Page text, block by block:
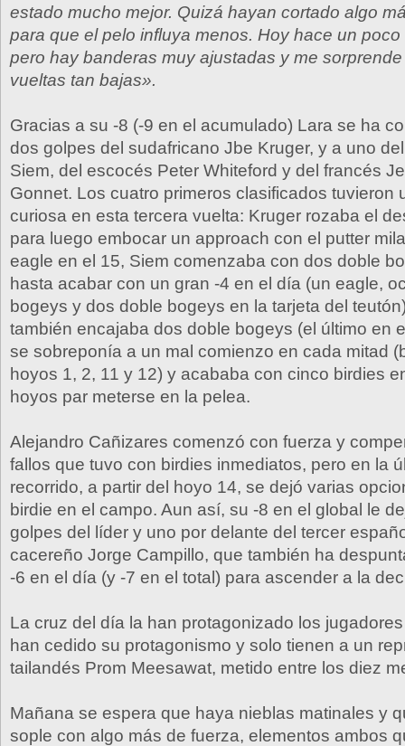
estado mucho mejor. Quizá hayan cortado algo
para que el pelo influya menos. Hoy hace un poco
pero hay banderas muy ajustadas y me
vueltas tan bajas».
Gracias a su -8 (-9 en el acumulado) Lara se ha
dos golpes del sudafricano Jbe Kruger, y a uno
Siem, del escocés Peter Whiteford y del francés
Gonnet. Los cuatro primeros clasificados tuvieron
curiosa en esta tercera vuelta: Kruger rozaba el
para luego embocar un approach con el putter
eagle en el 15, Siem comenzaba con dos doble
hasta acabar con un gran -4 en el día (un eagle,
bogeys y dos doble bogeys en la tarjeta del
también encajaba dos doble bogeys (el último en
se sobreponía a un mal comienzo en cada mitad
hoyos 1, 2, 11 y 12) y acababa con cinco birdies
hoyos par meterse en la pelea.
Alejandro Cañizares comenzó con fuerza y
fallos que tuvo con birdies inmediatos, pero en la
recorrido, a partir del hoyo 14, se dejó varias
birdie en el campo. Aun así, su -8 en el global le
golpes del líder y uno por delante del tercer
cacereño Jorge Campillo, que también ha
-6 en el día (y -7 en el total) para ascender a la
La cruz del día la han protagonizado los
han cedido su protagonismo y solo tienen a un
tailandés Prom Meesawat, metido entre los diez
Mañana se espera que haya nieblas matinales y
sople con algo más de fuerza, elementos ambos